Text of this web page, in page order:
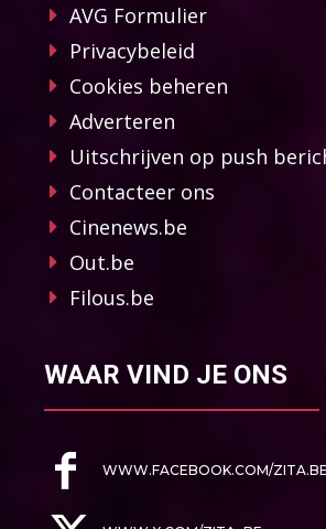
AVG Formulier
Privacybeleid
Cookies beheren
Adverteren
Uitschrijven op push
Contacteer ons
Cinenews.be
Out.be
Filous.be
WAAR VIND JE ONS
WWW.FACEBOOK.COM/ZITA.BE